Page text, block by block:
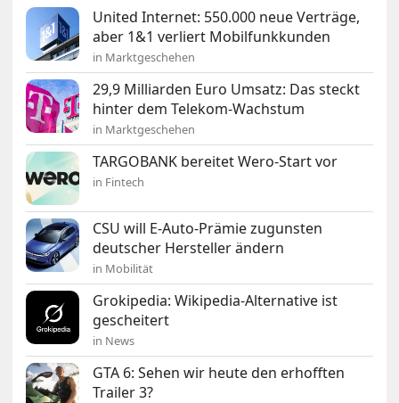
United Internet: 550.000 neue Verträge,
aber 1&1 verliert Mobilfunkkunden
in Marktgeschehen
29,9 Milliarden Euro Umsatz: Das steckt
hinter dem Telekom-Wachstum
in Marktgeschehen
TARGOBANK bereitet Wero-Start vor
in Fintech
CSU will E-Auto-Prämie zugunsten
deutscher Hersteller ändern
in Mobilität
Grokipedia: Wikipedia-Alternative ist
gescheitert
in News
GTA 6: Sehen wir heute den erhofften
Trailer 3?